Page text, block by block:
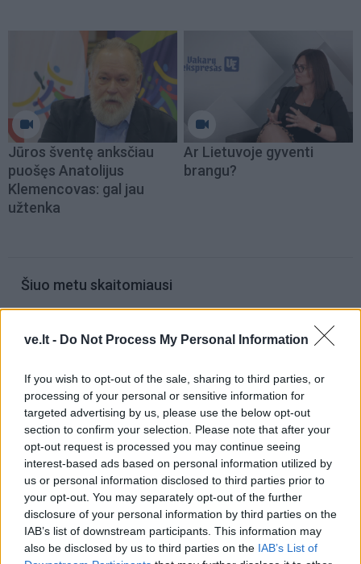
ve.lt - Do Not Process My Personal Information
If you wish to opt-out of the sale, sharing to third parties, or
processing of your personal or sensitive information for
targeted advertising by us, please use the below opt-out
section to confirm your selection. Please note that after your
opt-out request is processed you may continue seeing
interest-based ads based on personal information utilized by
us or personal information disclosed to third parties prior to
your opt-out. You may separately opt-out of the further
disclosure of your personal information by third parties on the
IAB’s list of downstream participants. This information may
also be disclosed by us to third parties on the IAB’s List of
Jūros šventę anksčiau
puošęs Anatolijus
Klemencovas: gal jau
užtenka
Ar Lietuvoje gyventi
brangu?
Šiuo metu skaitomiausi
artimiausiomis dienomis laukia
Šie Zodiako ženklai pagaliau
pasieks proveržį, kurio taip ilgai
laukė
Dingo ne tik banko kortelė: ištuštėjo
ir banko sąskaita